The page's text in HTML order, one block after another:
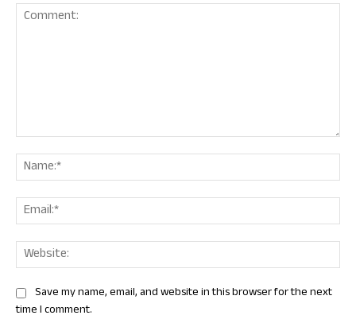
Save my name, email, and website in this browser for the next
time I comment.